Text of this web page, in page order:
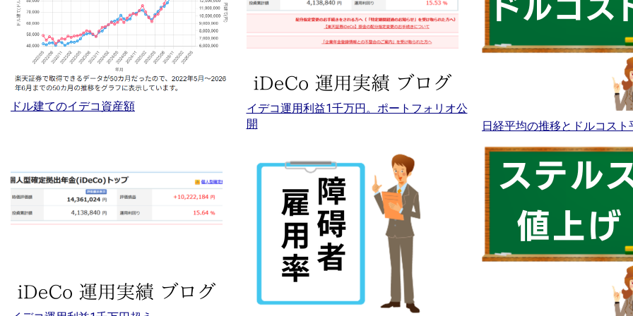
ドル建てのイデコ資産額
イデコ運用利益1千万円。ポートフォリオ公
開
日経平均の推移とドルコスト